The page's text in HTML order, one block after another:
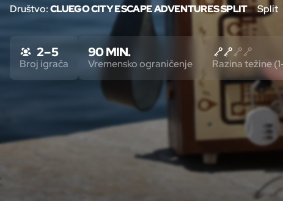
Društvo:CLUEGO CITY ESCAPE ADVENTURES SPLIT Split
2 – 5
Broj igrača
90 MIN.
Vremensko ograničenje Razina težine